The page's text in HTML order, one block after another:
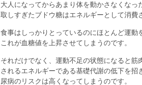
大人になってからあまり体を動かさなくな
取しすぎたブドウ糖はエネルギーとして消費
食事はしっかりとっているのにほとんど運動
これが血糖値を上昇させてしまうのです。
それだけでなく、運動不足の状態になると
されるエネルギーである基礎代謝の低下を
尿病のリスクは高くなってしまうのです。